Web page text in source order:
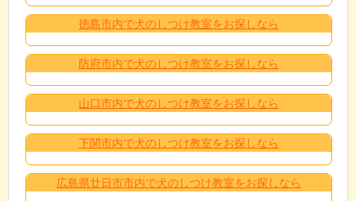
徳島市内で犬のしつけ教室をお探しなら
防府市内で犬のしつけ教室をお探しなら
山口市内で犬のしつけ教室をお探しなら
下関市内で犬のしつけ教室をお探しなら
広島県廿日市市内で犬のしつけ教室をお探しなら